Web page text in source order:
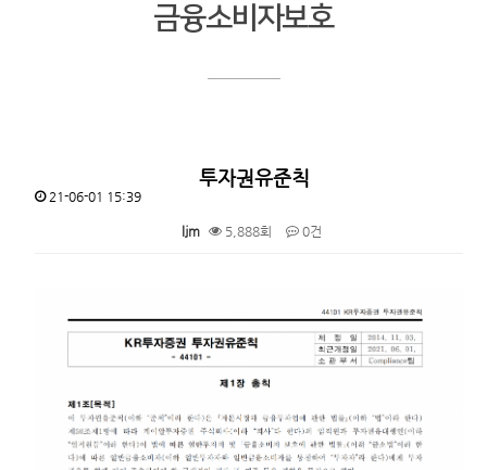
금융소비자보호
투자권유준칙
21-06-01 15:39
ljm 5,888회 0건